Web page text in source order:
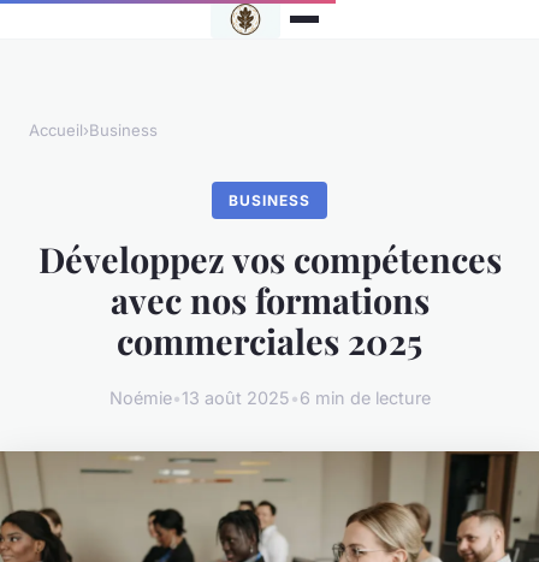
Accueil›Business
BUSINESS
Développez vos compétences
avec nos formations
commerciales 2025
Noémie•13 août 2025•6 min de lecture